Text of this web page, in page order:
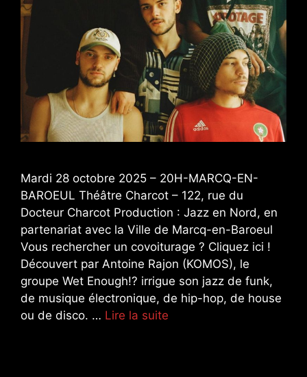
Mardi 28 octobre 2025 – 20H-MARCQ-EN-
BAROEUL Théâtre Charcot – 122, rue du
Docteur Charcot Production : Jazz en Nord, en
partenariat avec la Ville de Marcq-en-Baroeul
Vous rechercher un covoiturage ? Cliquez ici !
Découvert par Antoine Rajon (KOMOS), le
groupe Wet Enough!? irrigue son jazz de funk,
de musique électronique, de hip-hop, de house
ou de disco. … Lire la suite